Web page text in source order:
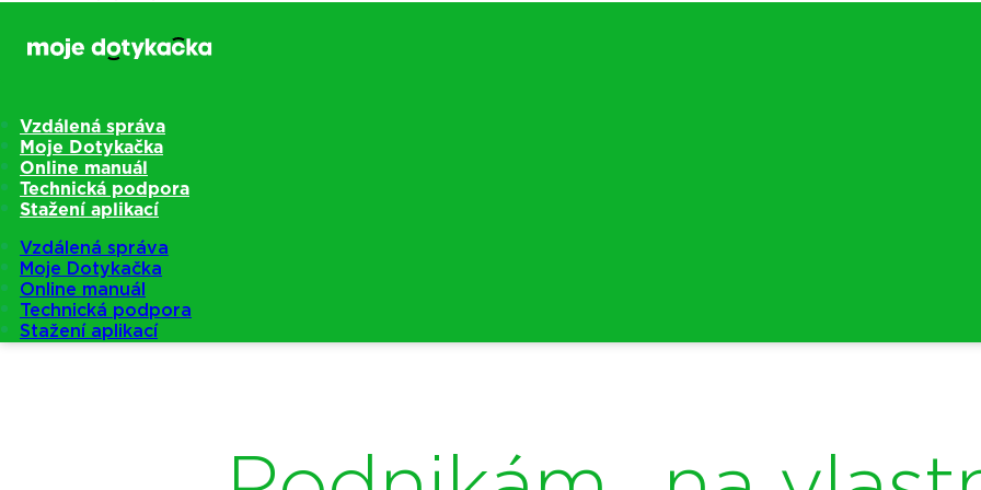
Vzdálená správa
Moje Dotykačka
Online manuál
Technická podpora
Stažení aplikací
Vzdálená správa
Moje Dotykačka
Online manuál
Technická podpora
Stažení aplikací